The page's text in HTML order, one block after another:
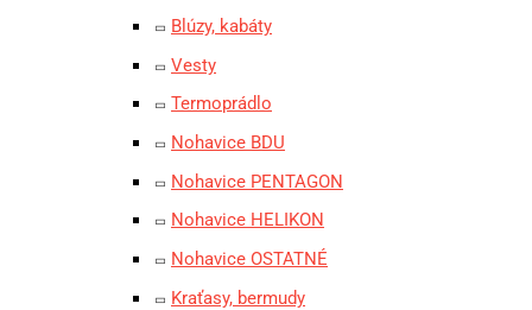
Blúzy, kabáty
Vesty
Termoprádlo
Nohavice BDU
Nohavice PENTAGON
Nohavice HELIKON
Nohavice OSTATNÉ
Kraťasy, bermudy